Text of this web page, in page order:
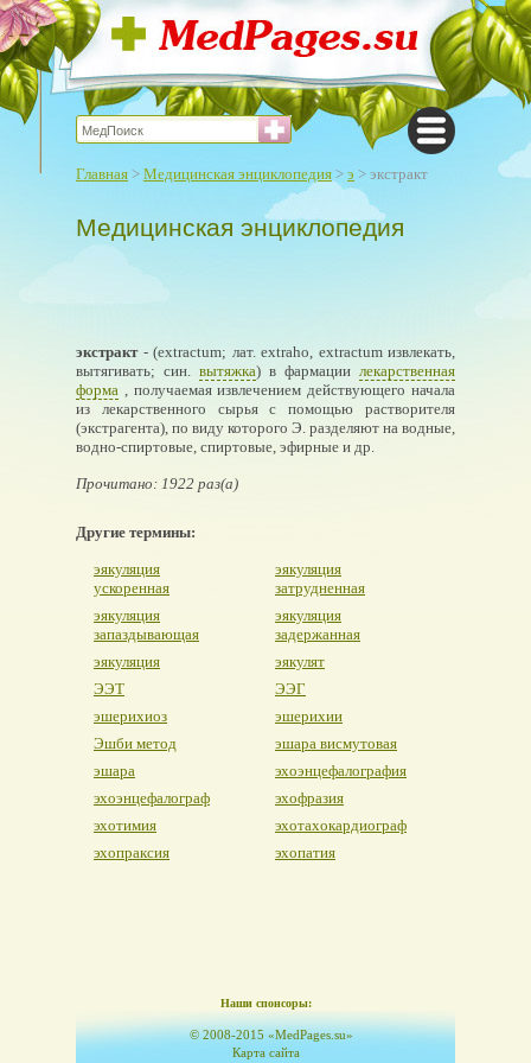
Главная > Медицинская энциклопедия > э > экстракт
Медицинская энциклопедия
экстракт- (extractum; лат. extraho, extractum извлекать,
вытягивать; син. вытяжка) в фармации лекарственная
форма , получаемая извлечением действующего начала
из лекарственного сырья с помощью растворителя
(экстрагента), по виду которого Э. разделяют на водные,
водно-спиртовые, спиртовые, эфирные и др.
Прочитано: 1922 раз(а)
Другие термины:
эякуляция
ускоренная
эякуляция
затрудненная
эякуляция
запаздывающая
эякуляция
задержанная
эякуляция
эякулят
ЭЭТ
ЭЭГ
эшерихиоз
эшерихии
Эшби метод
эшара висмутовая
эшара
эхоэнцефалография
эхоэнцефалограф
эхофразия
эхотимия
эхотахокардиограф
эхопраксия
эхопатия
Наши спонсоры:
© 2008-2015 «MedPages.su»
Карта сайта